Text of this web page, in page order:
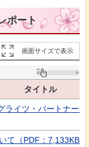
ポート
画面サイズで表示
タイトル
ライツ・パートナー
て（PDF：7,133KB）